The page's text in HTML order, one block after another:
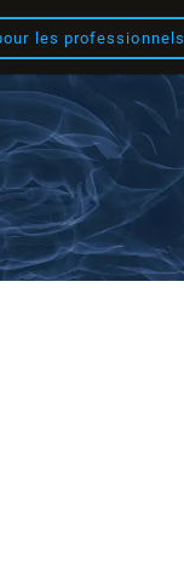
les professionnels